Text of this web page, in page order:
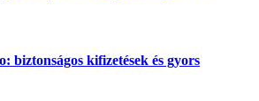
biztonságos kifizetések és gyors